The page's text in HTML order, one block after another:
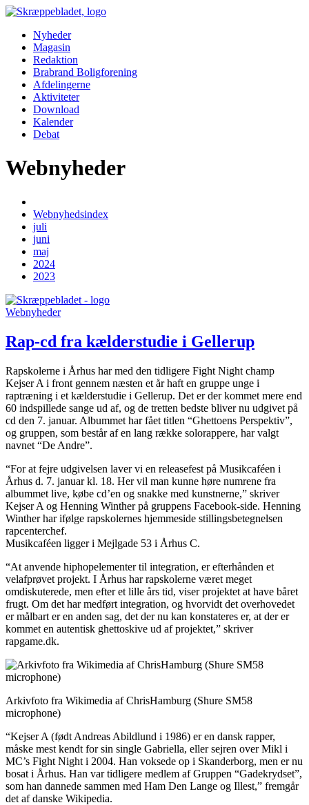
Nyheder
Magasin
Redaktion
Brabrand Boligforening
Afdelingerne
Aktiviteter
Download
Kalender
Debat
Webnyheder
Webnyhedsindex
juli
juni
maj
2024
2023
Webnyheder
Rap-cd fra kælderstudie i Gellerup
Rapskolerne i Århus har med den tidligere Fight Night champ
Kejser A i front gennem næsten et år haft en gruppe unge i
raptræning i et kælderstudie i Gellerup. Det er der kommet mere end
60 indspillede sange ud af, og de tretten bedste bliver nu udgivet på
cd den 7. januar. Albummet har fået titlen “Ghettoens Perspektiv”,
og gruppen, som består af en lang række solorappere, har valgt
navnet “De Andre”.
“For at fejre udgivelsen laver vi en releasefest på Musikcaféen i
Århus d. 7. januar kl. 18. Her vil man kunne høre numrene fra
albummet live, købe cd’en og snakke med kunstnerne,” skriver
Kejser A og Henning Winther på gruppens Facebook-side. Henning
Winther har ifølge rapskolernes hjemmeside stillingsbetegnelsen
rapcenterchef.
Musikcaféen ligger i Mejlgade 53 i Århus C.
“At anvende hiphopelementer til integration, er efterhånden et
velafprøvet projekt. I Århus har rapskolerne været meget
omdiskuterede, men efter et lille års tid, viser projektet at have båret
frugt. Om det har medført integration, og hvorvidt det overhovedet
er målbart er en anden sag, det der nu kan konstateres er, at der er
kommet en autentisk ghettoskive ud af projektet,” skriver
rapgame.dk.
Arkivfoto fra Wikimedia af ChrisHamburg (Shure SM58
microphone)
“Kejser A (født Andreas Abildlund i 1986) er en dansk rapper,
måske mest kendt for sin single Gabriella, eller sejren over Mikl i
MC’s Fight Night i 2004. Han voksede op i Skanderborg, men er nu
bosat i Århus. Han var tidligere medlem af Gruppen “Gadekrydset”,
som han dannede sammen med Ham Den Lange og Illest,” fremgår
det af danske Wikipedia.